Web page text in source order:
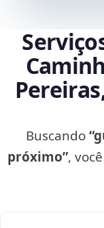
Buscando
próximo”,